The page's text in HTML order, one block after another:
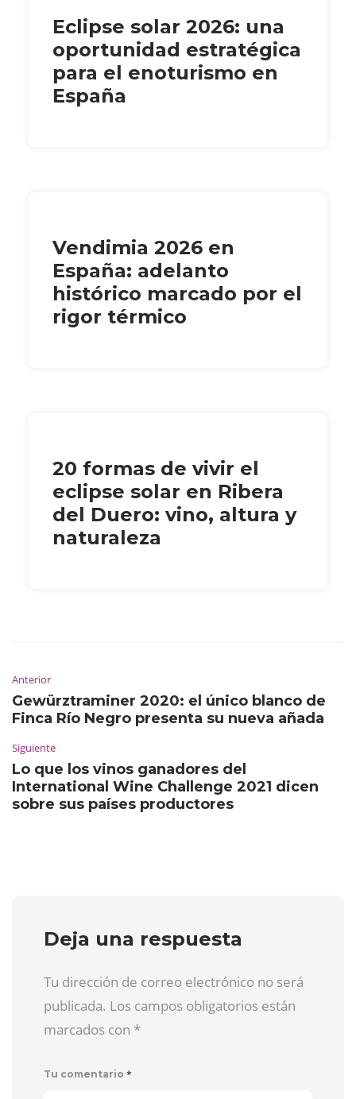
Eclipse solar 2026: una
oportunidad estratégica
para el enoturismo en
España
Vendimia 2026 en
España: adelanto
histórico marcado por el
rigor térmico
20 formas de vivir el
eclipse solar en Ribera
del Duero: vino, altura y
naturaleza
Anterior
Gewürztraminer 2020: el único blanco de
Finca Río Negro presenta su nueva añada
Siguiente
Lo que los vinos ganadores del
International Wine Challenge 2021 dicen
sobre sus países productores
Deja una respuesta
Tu dirección de correo electrónico no será
publicada. Los campos obligatorios están
marcados con *
Tu comentario *